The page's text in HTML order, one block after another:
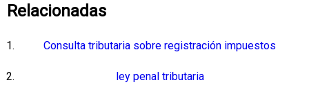
Relacionadas
Consulta tributaria sobre registración impuestos
ley penal tributaria